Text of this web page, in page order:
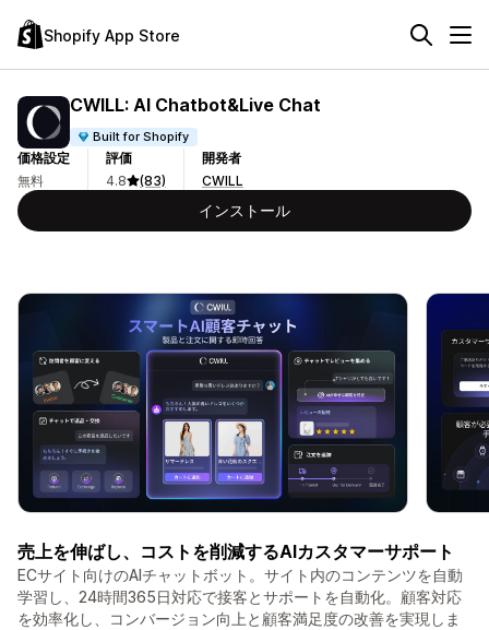
Shopify App Store
CWILL: AI Chatbot&Live Chat
Built for Shopify
価格設定
無料
評価
4.8
(83)
開発者
CWILL
インストール
売上を伸ばし、コストを削減するAIカスタマーサポート
ECサイト向けのAIチャットボット。サイト内のコンテンツを自動
学習し、24時間365日対応で接客とサポートを自動化。顧客対応
を効率化し、コンバージョン向上と顧客満足度の改善を実現しま